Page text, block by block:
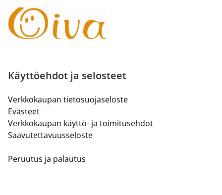
Käyttöehdot ja selosteet
Verkkokaupan tietosuojaseloste
Evästeet
Verkkokaupan käyttö- ja toimitusehdot
Saavutettavuusseloste
Peruutus ja palautus